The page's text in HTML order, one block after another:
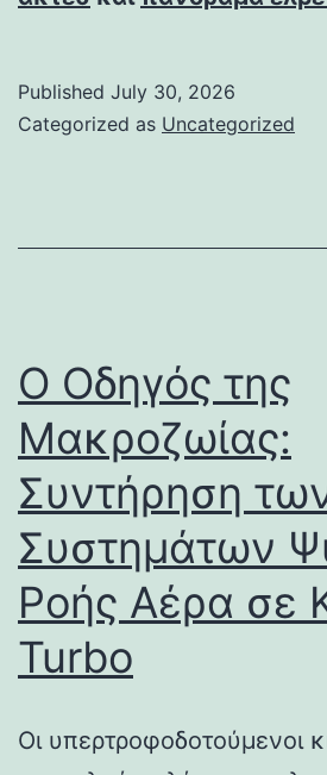
Published July 30, 2026
Categorized as Uncategorized
Ο Οδηγός της
Μακροζωίας:
Συντήρηση
Συστημάτων
Ροής Αέρα σε
Turbo
Οι υπερτροφοδοτούμενοι